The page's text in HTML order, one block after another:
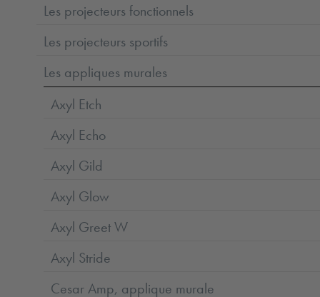
Les projecteurs fonctionnels
Les projecteurs sportifs
Les appliques murales
Axyl Etch
Axyl Echo
Axyl Gild
Axyl Glow
Axyl Greet W
Axyl Stride
Cesar Amp, applique murale